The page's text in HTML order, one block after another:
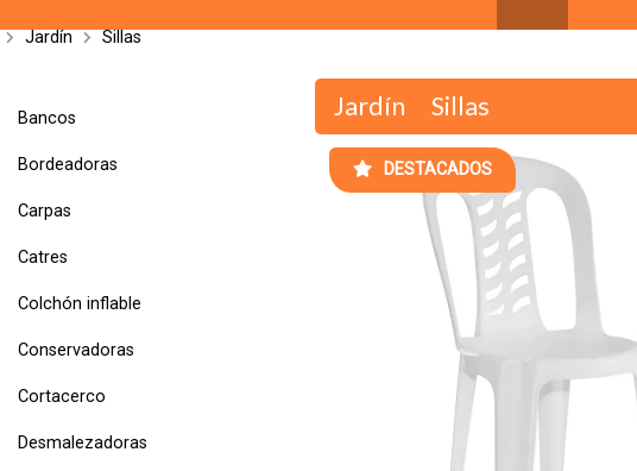
Jardín Sillas
Bancos
Bordeadoras
Carpas
Catres
Colchón inflable
Conservadoras
Cortacerco
Desmalezadoras
Jardín Sillas
DESTACADOS